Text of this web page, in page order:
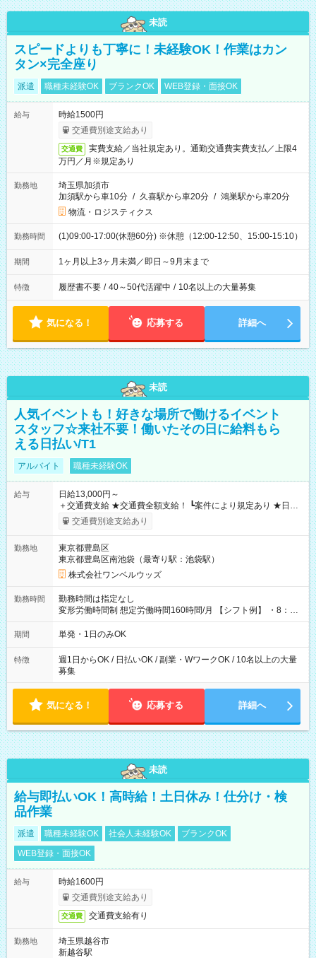
未読
スピードよりも丁寧に！未経験OK！作業はカン
タン×完全座り
派遣 職種未経験OK ブランクOK WEB登録・面接OK
給与
時給1500円
交通費別途支給あり
交通費
実費支給／当社規定あり。通勤交通費実費支払／上限4
万円／月※規定あり
勤務地
埼玉県加須市
加須駅から車10分 / 久喜駅から車20分 / 鴻巣駅から車20分
物流・ロジスティクス
勤務時間 (1)09:00-17:00(休憩60分) ※休憩（12:00-12:50、15:00-15:10）
期間 1ヶ月以上3ヶ月未満／即日～9月末まで
特徴 履歴書不要 / 40～50代活躍中 / 10名以上の大量募集
気になる！ 応募する 詳細へ
未読
人気イベントも！好きな場所で働けるイベント
スタッフ☆来社不要！働いたその日に給料もら
える日払い/T1
アルバイト 職種未経験OK
給与
日給13,000円～
＋交通費支給 ★交通費全額支給！ ┗案件により規定あり ★日払
いOK！（規定あり） ┗働いたその日に現金GET♪ お仕事後はコ
ンビニATMから 日払い分を引き落とせます！ 【試用期間】試
交通費別途支給あり
勤務地
東京都豊島区
東京都豊島区南池袋（最寄り駅：池袋駅）
株式会社ワンベルウッズ
勤務時間
勤務時間は指定なし
変形労働時間制 想定労働時間160時間/月 【シフト例】 ・8：00
～21：00
期間 単発・1日のみOK
特徴
週1日からOK / 日払いOK / 副業・WワークOK / 10名以上の大量
募集
気になる！ 応募する 詳細へ
未読
給与即払いOK！高時給！土日休み！仕分け・検
品作業
派遣 職種未経験OK 社会人未経験OK
ブランクOK
WEB登録・面接OK
給与
時給1600円
交通費別途支給あり
交通費 交通費支給有り
勤務地
埼玉県越谷市
新越谷駅